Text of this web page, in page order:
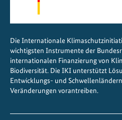
Die Internationale
wichtigsten Instrumente der
internationalen Finanzierung von
Biodiversität. Die IKI unterstützt
Entwicklungs- und
Veränderungen vorantreiben.